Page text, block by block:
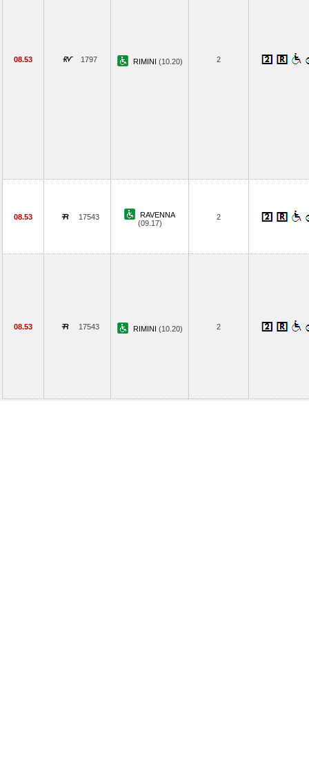
08.53 1797 RIMINI (10.20) 2
08.53 17543
RAVENNA
(09.17)
2
08.53 17543 RIMINI (10.20) 2